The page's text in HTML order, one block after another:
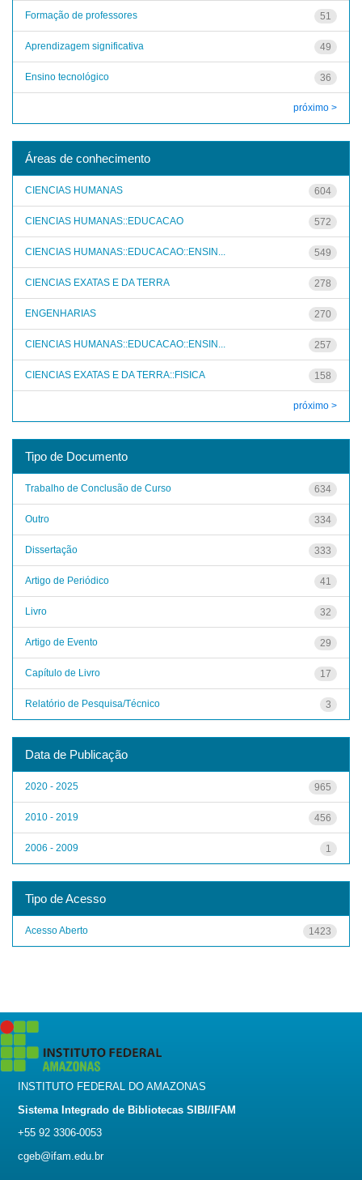
51
Formação de professores
49
Aprendizagem significativa
36
Ensino tecnológico
próximo >
Áreas de conhecimento
604
CIENCIAS HUMANAS
572
CIENCIAS HUMANAS::EDUCACAO
549
CIENCIAS HUMANAS::EDUCACAO::ENSIN...
278
CIENCIAS EXATAS E DA TERRA
270
ENGENHARIAS
257
CIENCIAS HUMANAS::EDUCACAO::ENSIN...
158
CIENCIAS EXATAS E DA TERRA::FISICA
próximo >
Tipo de Documento
634
Trabalho de Conclusão de Curso
334
Outro
333
Dissertação
41
Artigo de Periódico
32
Livro
29
Artigo de Evento
17
Capítulo de Livro
3
Relatório de Pesquisa/Técnico
Data de Publicação
965
2020 - 2025
456
2010 - 2019
1
2006 - 2009
Tipo de Acesso
1423
Acesso Aberto
INSTITUTO FEDERAL DO AMAZONAS
Sistema Integrado de Bibliotecas SIBI/IFAM
+55 92 3306-0053
cgeb@ifam.edu.br